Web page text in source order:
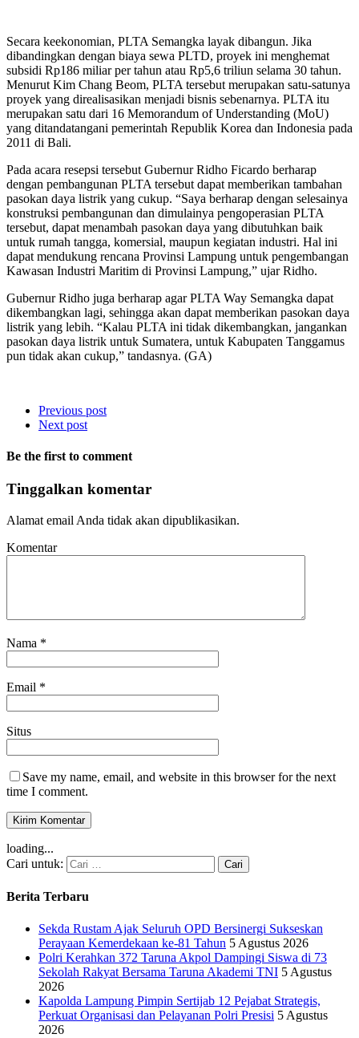
Secara keekonomian, PLTA Semangka layak dibangun. Jika
dibandingkan dengan biaya sewa PLTD, proyek ini menghemat
subsidi Rp186 miliar per tahun atau Rp5,6 triliun selama 30 tahun.
Menurut Kim Chang Beom, PLTA tersebut merupakan satu-satunya
proyek yang direalisasikan menjadi bisnis sebenarnya. PLTA itu
merupakan satu dari 16 Memorandum of Understanding (MoU)
yang ditandatangani pemerintah Republik Korea dan Indonesia pada
2011 di Bali.
Pada acara resepsi tersebut Gubernur Ridho Ficardo berharap
dengan pembangunan PLTA tersebut dapat memberikan tambahan
pasokan daya listrik yang cukup. “Saya berharap dengan selesainya
konstruksi pembangunan dan dimulainya pengoperasian PLTA
tersebut, dapat menambah pasokan daya yang dibutuhkan baik
untuk rumah tangga, komersial, maupun kegiatan industri. Hal ini
dapat mendukung rencana Provinsi Lampung untuk pengembangan
Kawasan Industri Maritim di Provinsi Lampung,” ujar Ridho.
Gubernur Ridho juga berharap agar PLTA Way Semangka dapat
dikembangkan lagi, sehingga akan dapat memberikan pasokan daya
listrik yang lebih. “Kalau PLTA ini tidak dikembangkan, jangankan
pasokan daya listrik untuk Sumatera, untuk Kabupaten Tanggamus
pun tidak akan cukup,” tandasnya. (GA)
Previous post
Next post
Be the first to comment
Tinggalkan komentar
Alamat email Anda tidak akan dipublikasikan.
Komentar
Nama *
Email *
Situs
Save my name, email, and website in this browser for the next
time I comment.
loading...
Cari untuk:
Berita Terbaru
Sekda Rustam Ajak Seluruh OPD Bersinergi Sukseskan
Perayaan Kemerdekaan ke-81 Tahun 5 Agustus 2026
Polri Kerahkan 372 Taruna Akpol Dampingi Siswa di 73
Sekolah Rakyat Bersama Taruna Akademi TNI 5 Agustus
2026
Kapolda Lampung Pimpin Sertijab 12 Pejabat Strategis,
Perkuat Organisasi dan Pelayanan Polri Presisi 5 Agustus
2026